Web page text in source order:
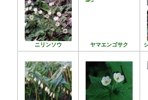
ニリンソウ ヤマエンゴサク